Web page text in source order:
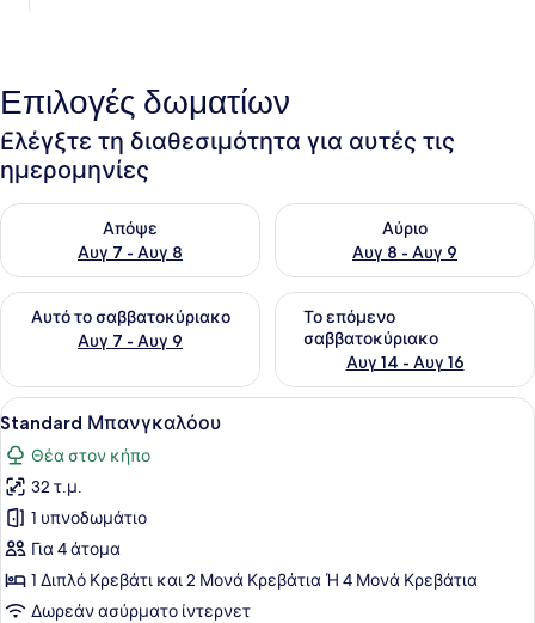
Επιλογές δωματίων
Ελέγξτε τη διαθεσιμότητα για αυτές τις
ημερομηνίες
Απόψε
Αυγ 7 - Αυγ 8
Έλεγχος διαθεσιμότητας για απόψε Αυγ 7 - Αυγ 8
Αύριο
Αυγ 8 - Αυγ 9
Έλεγχος διαθεσιμότητας
Αυτό το σαββατοκύριακο
Αυγ 7 - Αυγ 9
Έλεγχος διαθεσιμότητας για αυτό το σαββατοκύριακο
Το επόμενο
σαββατοκύριακο
Αυγ 14 - Αυγ 16
Έλεγχος διαθεσιμότητας
Προβολή
όλων
των
φωτογραφιών
για
Standard
Μπανγκαλόου
Standard Μπανγκαλόου |
11
Standard Μπανγκαλόου
Θέα στον κήπο
32 τ.μ.
1 υπνοδωμάτιο
Για 4 άτομα
1 Διπλό Κρεβάτι και 2 Μονά Κρεβάτια Ή 4 Μονά Κρεβάτια
Δωρεάν ασύρματο ίντερνετ